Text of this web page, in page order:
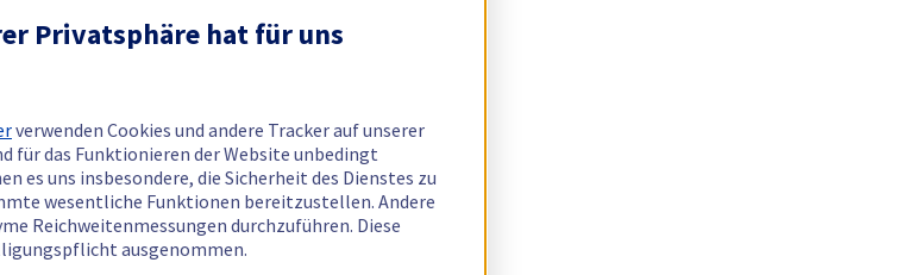
Privatsphäre hat für uns
verwenden Cookies und andere Tracker auf unserer
für das Funktionieren der Website unbedingt
es uns insbesondere, die Sicherheit des Dienstes zu
wesentliche Funktionen bereitzustellen. Andere
Reichweitenmessungen durchzuführen. Diese
ausgenommen.